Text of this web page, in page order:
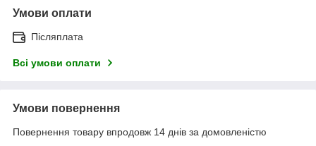
Умови оплати
Післяплата
Всі умови оплати
Умови повернення
Повернення товару впродовж 14 днів за домовленістю